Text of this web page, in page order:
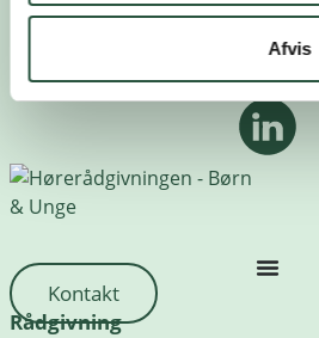
Afvis
Kontakt
Rådgivning